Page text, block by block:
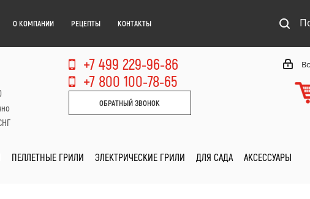
О КОМПАНИИ РЕЦЕПТЫ КОНТАКТЫ
+7 499 229-96-86
+7 800 100-78-65
ОБРАТНЫЙ ЗВОНОК
ПЕЛЛЕТНЫЕ ГРИЛИ ЭЛЕКТРИЧЕСКИЕ ГРИЛИ ДЛЯ САДА АКСЕССУАРЫ